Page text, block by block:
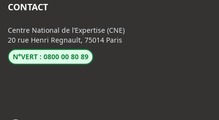
CONTACT
Centre National de l’Expertise (CNE)
20 rue Henri Regnault, 75014 Paris
N°VERT : 0800 00 80 89